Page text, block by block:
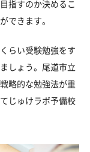
格に向けた受
問
指すのか決めるこ
できます。
らい受験勉強をす
しょう。尾道市立
略的な勉強法が重
じゅけラボ予備校